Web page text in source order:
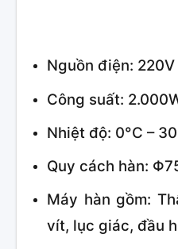
Nguồn điện: 220V
Công suất:
Nhiệt độ: 0°C –
Quy cách hàn:
Máy hàn gồm:
vít, lục giác, đầu